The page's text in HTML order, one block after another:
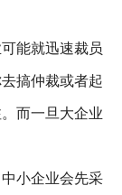
能就迅速裁员
搞仲裁或者起
而一旦大企业
小企业会先采